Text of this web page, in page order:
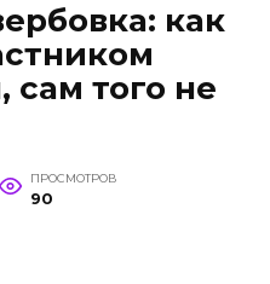
как
сам того не
ПРОСМОТРОВ
90